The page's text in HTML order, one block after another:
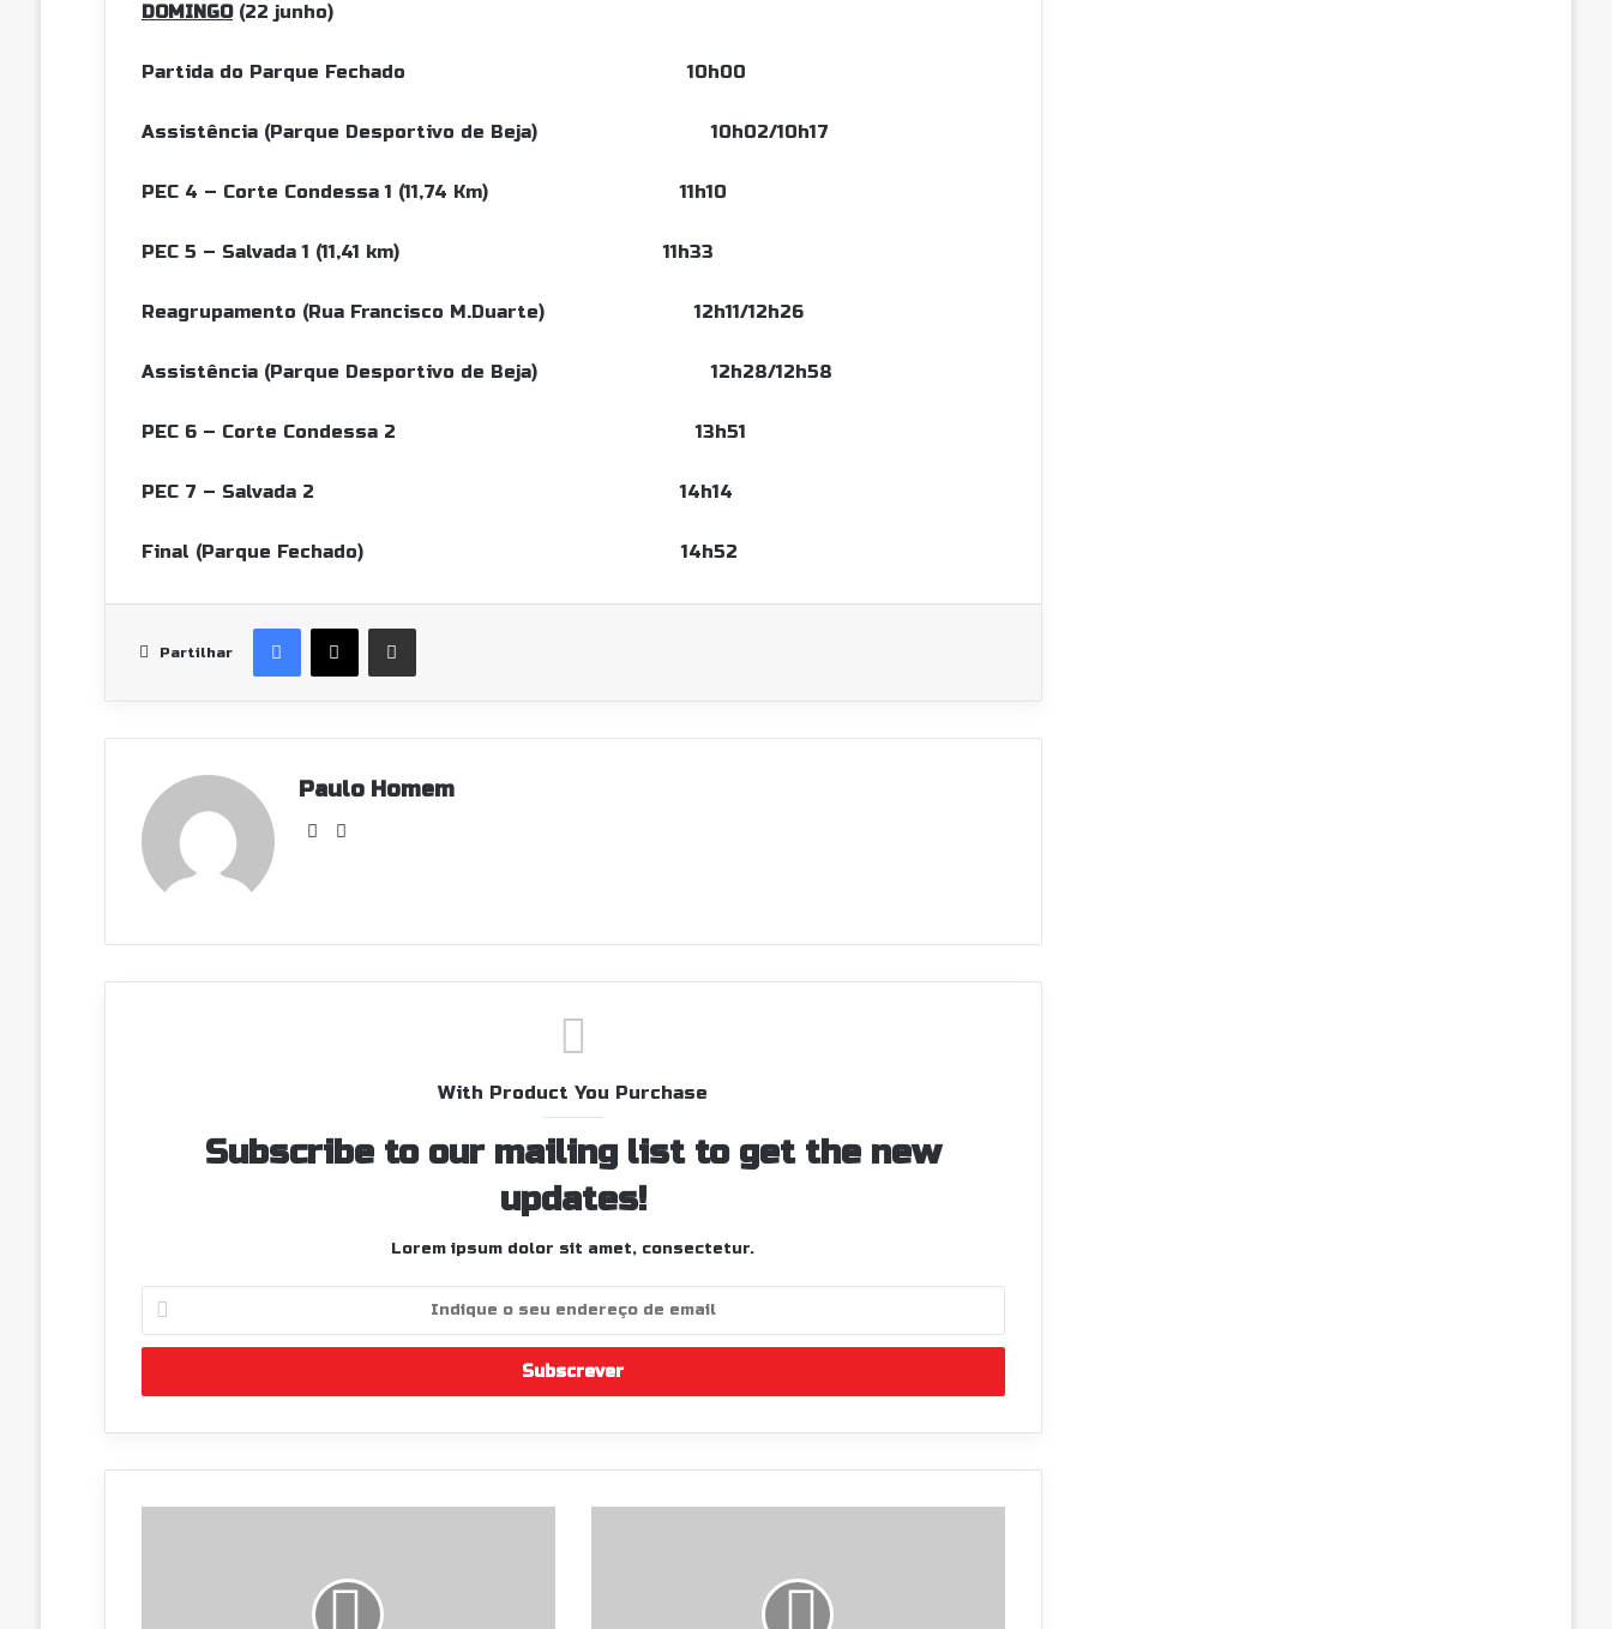
DOMINGO(22 junho)
Partida do Parque Fechado 10h00
Assistência (Parque Desportivo de Beja) 10h02/10h17
PEC 4 – Corte Condessa 1 (11,74 Km) 11h10
PEC 5 – Salvada 1 (11,41 km) 11h33
Reagrupamento (Rua Francisco M.Duarte) 12h11/12h26
Assistência (Parque Desportivo de Beja) 12h28/12h58
PEC 6 – Corte Condessa 2 13h51
PEC 7 – Salvada 2 14h14
Final (Parque Fechado) 14h52
Partilhar
Facebook
X Partilhar Via Email
Paulo Homem
Facebook
With Product You Purchase
Subscribe to our mailing list to get the new
updates!
Lorem ipsum dolor sit amet, consectetur.
Indique
seu
de